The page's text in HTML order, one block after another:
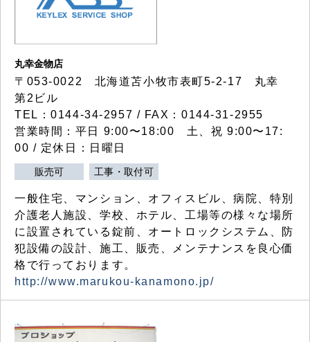
丸幸金物店
〒053-0022 北海道苫小牧市表町5-2-17 丸幸
第2ビル
TEL：0144-34-2957 / FAX：0144-31-2955
営業時間：平日 9:00〜18:00 土、祝 9:00〜17:
00 / 定休日：日曜日
販売可 工事・取付可
一般住宅、マンション、オフィスビル、病院、特別
介護老人施設、学校、ホテル、工場等の様々な場所
に設置されている錠前、オートロックシステム、防
犯設備の設計、施工、販売、メンテナンスを良心価
格で行っております。
http://www.marukou-kanamono.jp/